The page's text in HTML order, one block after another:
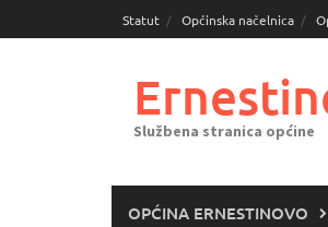
do
Statut Općinska načelnica
Službena stranica općine
OPĆINA ERNESTINOVO